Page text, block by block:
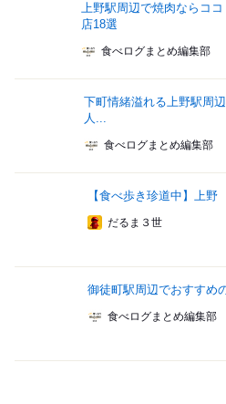
上野駅周辺で焼肉ならコ
店18選
食べログまとめ編集部
下町情緒溢れる上野駅周
人...
食べログまとめ編集部
【食べ歩き珍道中】上野
だるま３世
御徒町駅周辺でおすすめ
食べログまとめ編集部